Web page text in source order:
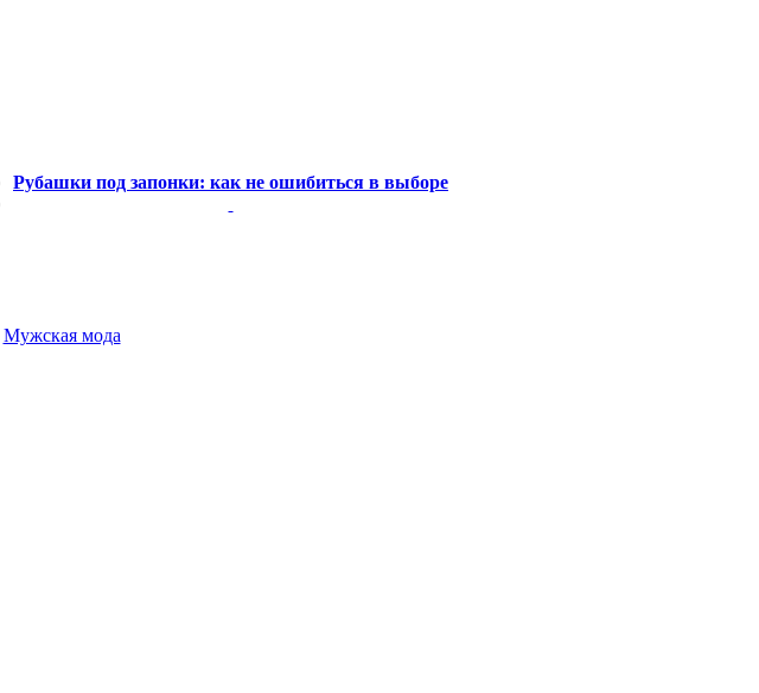
Рубашки под запонки: как не ошибиться в выборе
Мужская мода